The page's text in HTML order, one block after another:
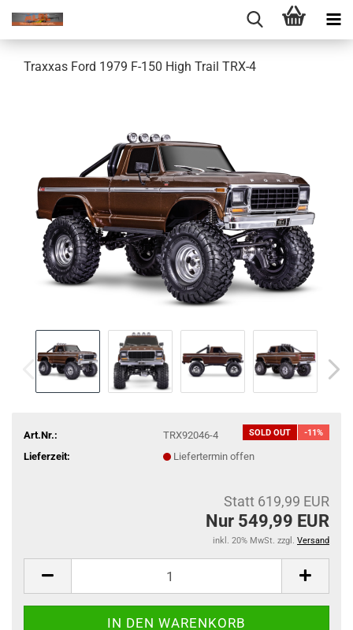
Traxxas Ford 1979 F-150 High Trail TRX-4
SOLD OUT -11%
Art.Nr.:
TRX92046-4
Lieferzeit:
Liefertermin offen
Statt 619,99 EUR
Nur 549,99 EUR
inkl. 20% MwSt. zzgl. Versand